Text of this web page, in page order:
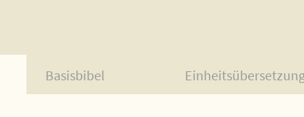
Basisbibel